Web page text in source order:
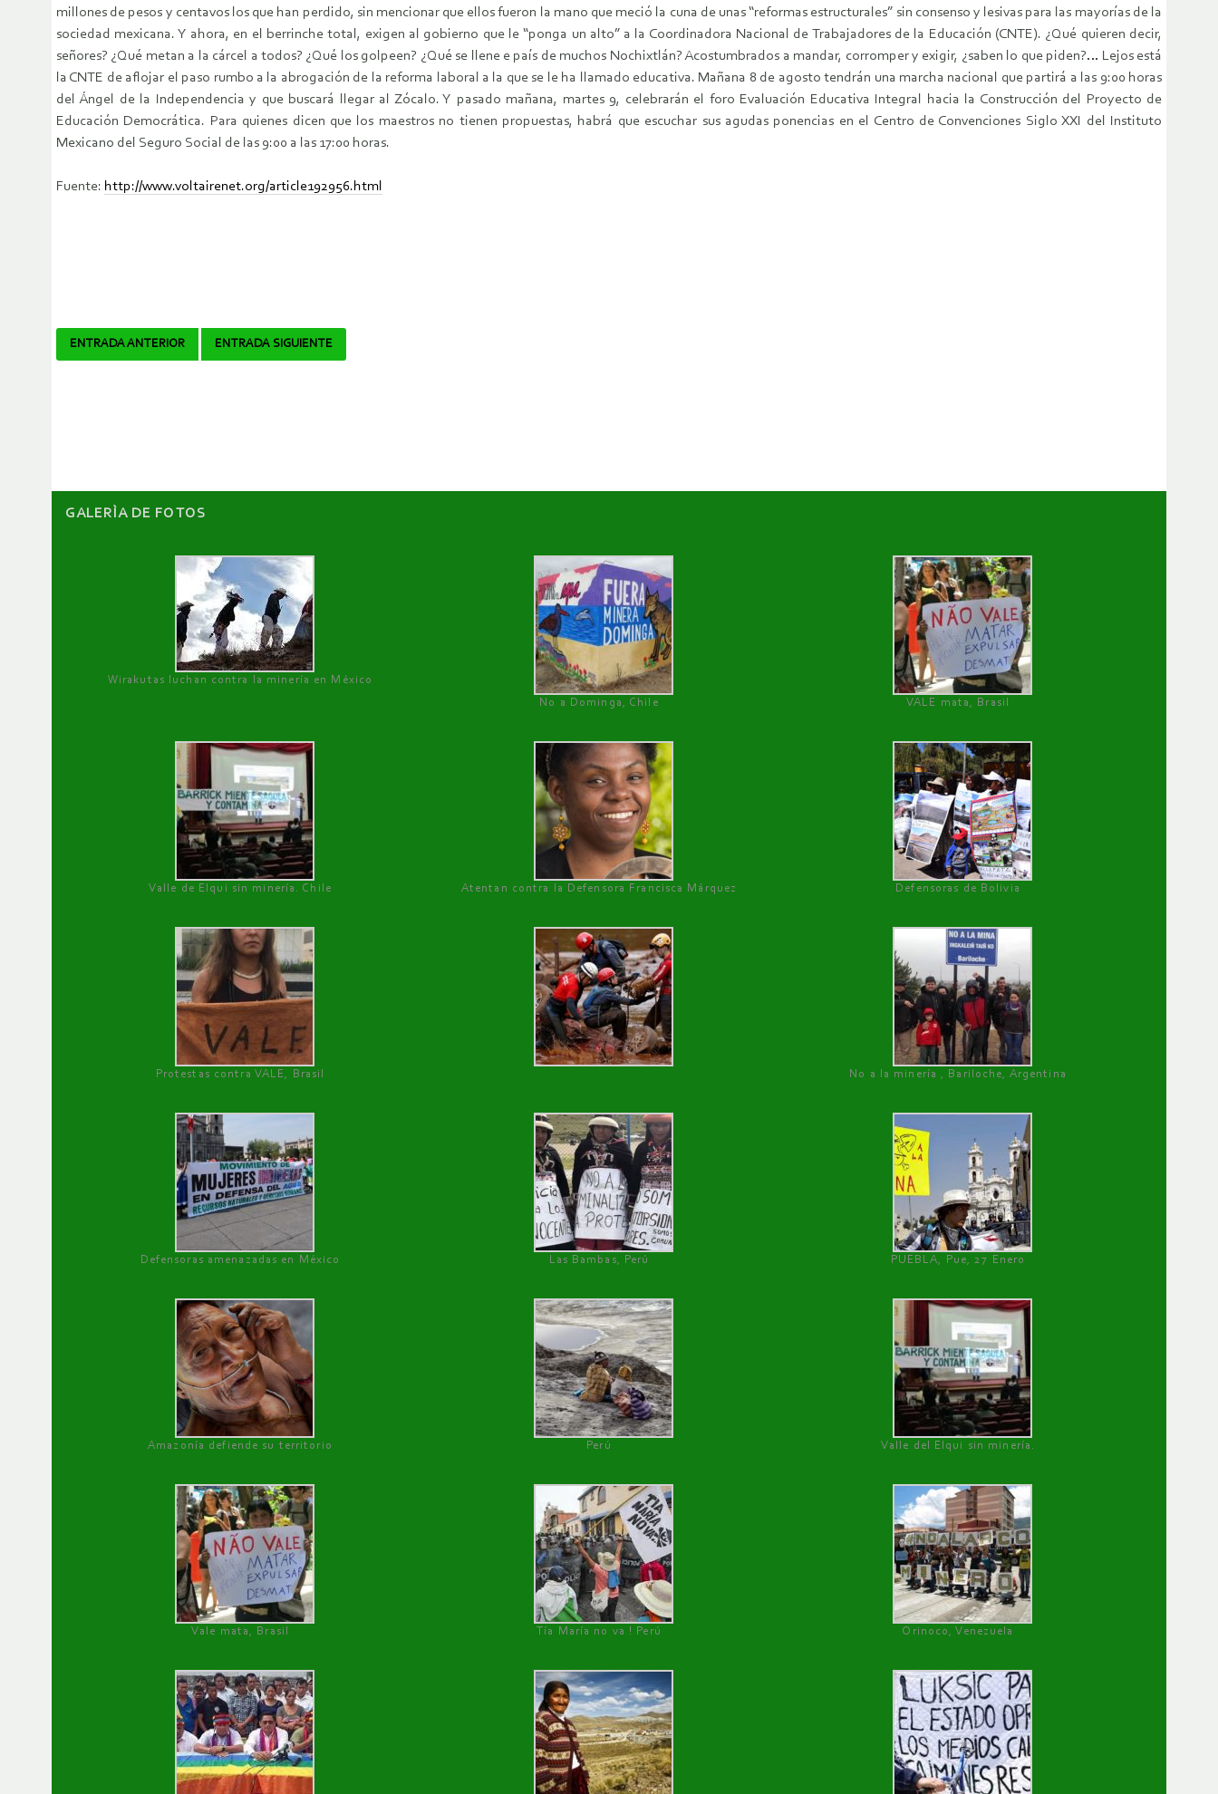
millones de pesos y centavos los que han perdido, sin mencionar que ellos fueron la mano que meció la cuna de unas “reformas estructurales” sin consenso y lesivas para las mayorías de la
sociedad mexicana. Y ahora, en el berrinche total, exigen al gobierno que le “ponga un alto” a la Coordinadora Nacional de Trabajadores de la Educación (CNTE). ¿Qué quieren decir,
señores? ¿Qué metan a la cárcel a todos? ¿Qué los golpeen? ¿Qué se llene e país de muchos Nochixtlán? Acostumbrados a mandar, corromper y exigir, ¿saben lo que piden?… Lejos está
la CNTE de aflojar el paso rumbo a la abrogación de la reforma laboral a la que se le ha llamado educativa. Mañana 8 de agosto tendrán una marcha nacional que partirá a las 9:00 horas
del Ángel de la Independencia y que buscará llegar al Zócalo. Y pasado mañana, martes 9, celebrarán el foro Evaluación Educativa Integral hacia la Construcción del Proyecto de
Educación Democrática. Para quienes dicen que los maestros no tienen propuestas, habrá que escuchar sus agudas ponencias en el Centro de Convenciones Siglo XXI del Instituto
Mexicano del Seguro Social de las 9:00 a las 17:00 horas.
Fuente: http://www.voltairenet.org/article192956.html
Navegador
ENTRADA ANTERIOR ENTRADA SIGUIENTE
GALERÌA DE FOTOS
Wirakutas luchan contra la minería en México
No a Dominga, Chile
VALE mata, Brasil
Valle de Elqui sin minería. Chile Atentan contra la Defensora Francisca Márquez Defensoras de Bolivia
Protestas contra VALE, Brasil No a la minería , Bariloche, Argentina
Defensoras amenazadas en México Las Bambas, Perú PUEBLA, Pue, 27 Enero
Amazonía defiende su territorio Perú Valle del Elqui sin minería.
Vale mata, Brasil Tía María no va ! Perú Orinoco, Venezuela